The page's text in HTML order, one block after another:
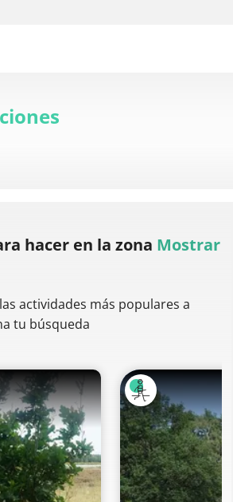
hacer en la zona Mostrar
actividades más populares a
tu búsqueda